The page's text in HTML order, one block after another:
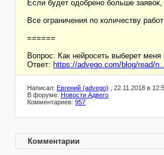
Если будет одобрено больше
Все ограничения по количеству
======
Вопрос: Как нейросеть выберет
Ответ: https://advego.com/blog/read/
Написал: Евгений (advego) , 22.11.2018 в
В форуме: Новости Адвего
Комментариев: 957
Комментарии